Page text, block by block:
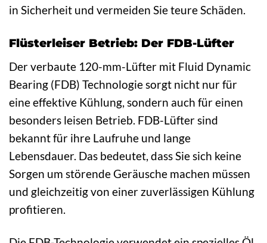
in Sicherheit und vermeiden Sie teure Schäden.
Flüsterleiser Betrieb: Der FDB-Lüfter
Der verbaute 120-mm-Lüfter mit Fluid Dynamic
Bearing (FDB) Technologie sorgt nicht nur für
eine effektive Kühlung, sondern auch für einen
besonders leisen Betrieb. FDB-Lüfter sind
bekannt für ihre Laufruhe und lange
Lebensdauer. Das bedeutet, dass Sie sich keine
Sorgen um störende Geräusche machen müssen
und gleichzeitig von einer zuverlässigen Kühlung
profitieren.